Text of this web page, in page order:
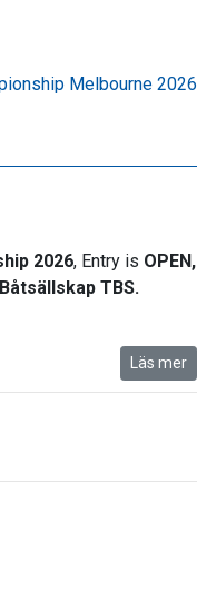
Melbourne 2026
2026, Entry is OPEN,
TBS.
Läs mer